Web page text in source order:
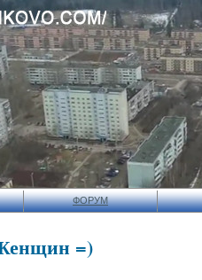
ФОРУМ
=)